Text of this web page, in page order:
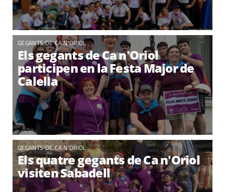
GEGANTS DE CA N'ORIOL
Els gegants de Ca n'Oriol
participen en la Festa Major de
Calella
GEGANTS DE CA N'ORIOL
Els quatre gegants de Ca n'Oriol
visiten Sabadell